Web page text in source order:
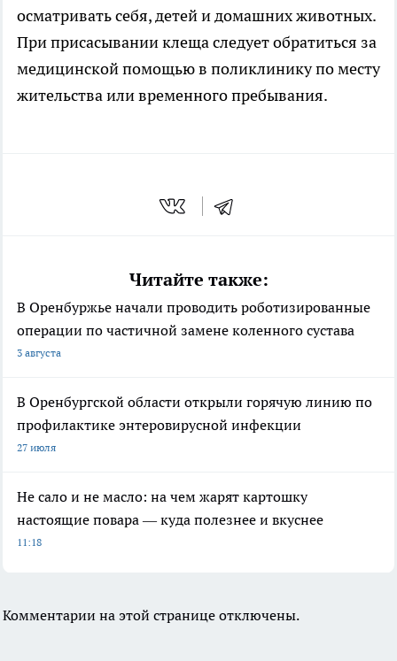
осматривать себя, детей и домашних животных.
При присасывании клеща следует обратиться за
медицинской помощью в поликлинику по месту
жительства или временного пребывания.
Читайте также:
В Оренбуржье начали проводить роботизированные
операции по частичной замене коленного сустава
3 августа
В Оренбургской области открыли горячую линию по
профилактике энтеровирусной инфекции
27 июля
Не сало и не масло: на чем жарят картошку
настоящие повара — куда полезнее и вкуснее
11:18
Комментарии на этой странице отключены.